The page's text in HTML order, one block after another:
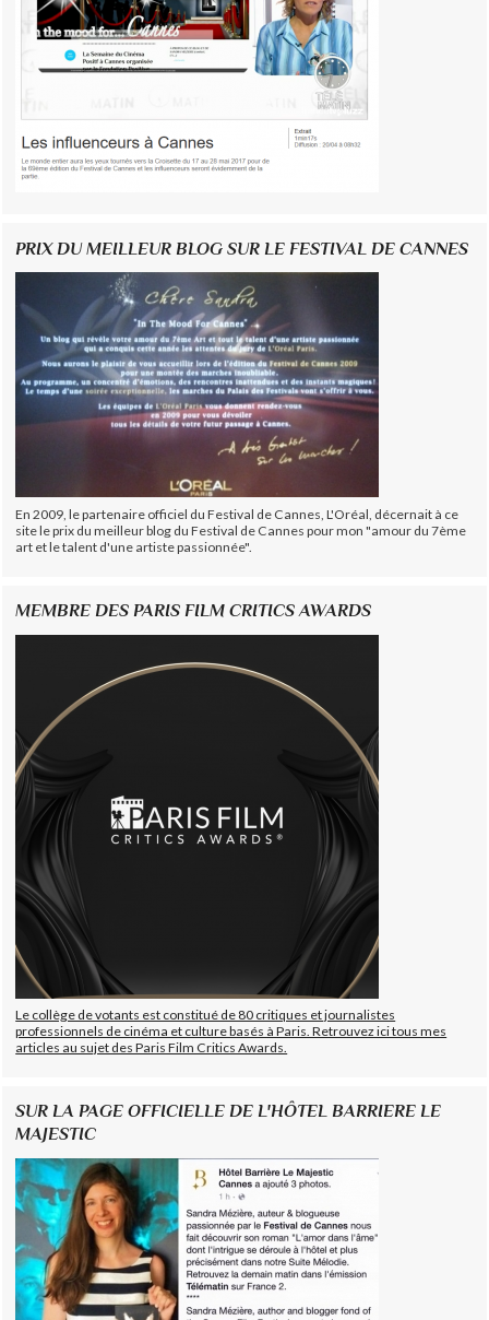
PRIX DU MEILLEUR BLOG SUR LE FESTIVAL DE CANNES
En 2009, le partenaire officiel du Festival de Cannes, L'Oréal, décernait à ce
site le prix du meilleur blog du Festival de Cannes pour mon "amour du 7ème
art et le talent d'une artiste passionnée".
MEMBRE DES PARIS FILM CRITICS AWARDS
Le collège de votants est constitué de 80 critiques et journalistes
professionnels de cinéma et culture basés à Paris. Retrouvez ici tous mes
articles au sujet des Paris Film Critics Awards.
SUR LA PAGE OFFICIELLE DE L'HÔTEL BARRIERE LE
MAJESTIC